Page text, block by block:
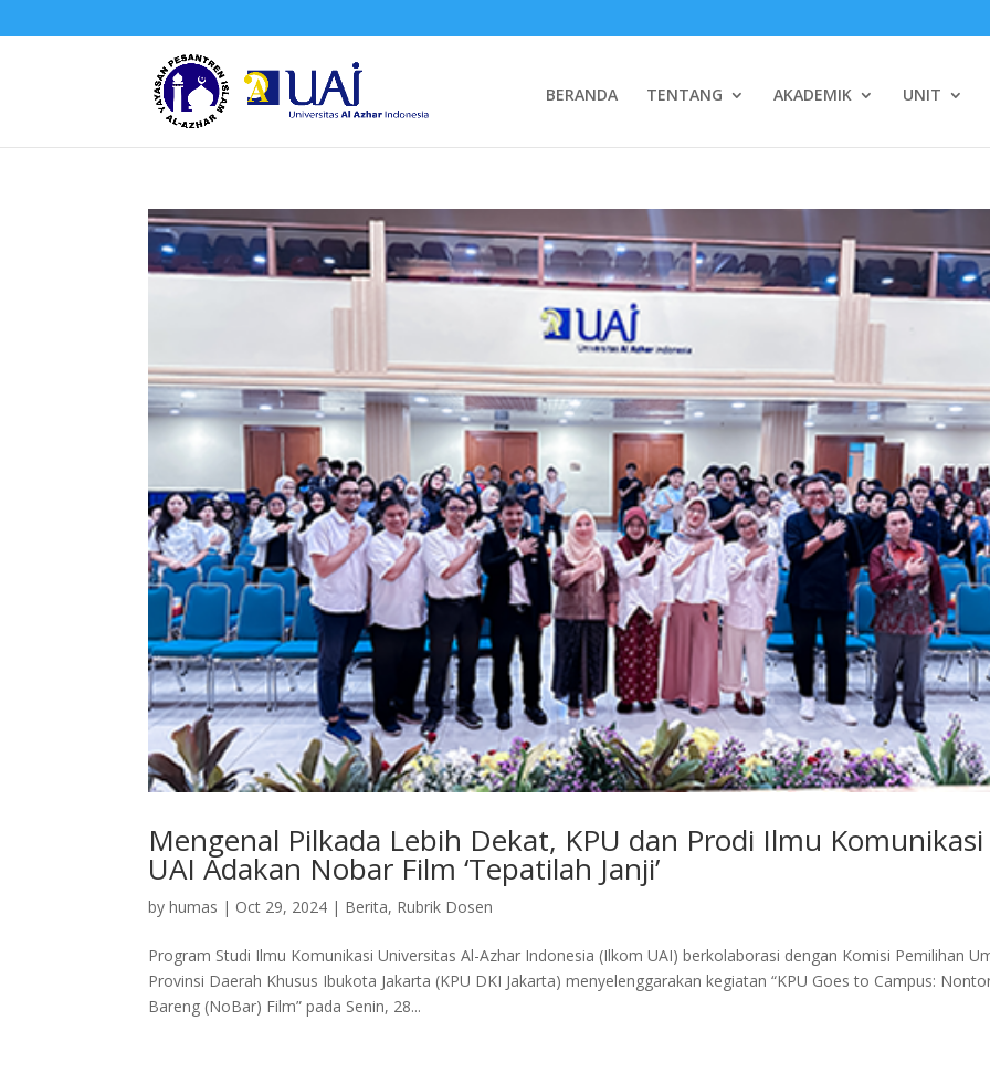
BERANDA TENTANG AKADEMIK UNIT
Mengenal Pilkada Lebih Dekat, KPU dan Prodi Ilmu Komunikasi
UAI Adakan Nobar Film ‘Tepatilah Janji’
byhumas | Oct 29, 2024 | Berita, Rubrik Dosen
Program Studi Ilmu Komunikasi Universitas Al-Azhar Indonesia (Ilkom UAI) berkolaborasi dengan Komisi Pemilihan
Provinsi Daerah Khusus Ibukota Jakarta (KPU DKI Jakarta) menyelenggarakan kegiatan “KPU Goes to Campus:
Bareng (NoBar) Film” pada Senin, 28...